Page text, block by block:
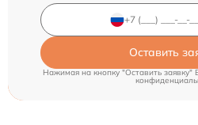
Оставить
Нажимая на кнопку "Оставить заявку"